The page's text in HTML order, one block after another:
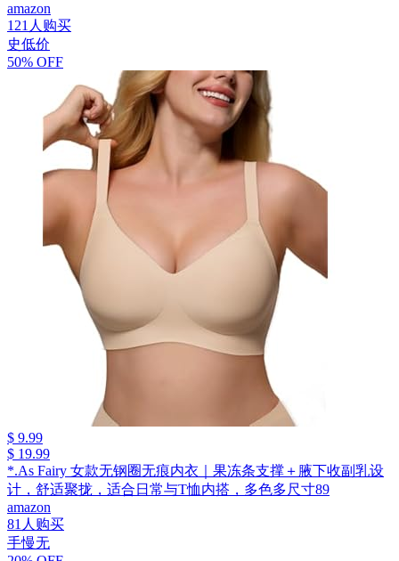
amazon
121人购买
史低价
50% OFF
$ 9.99
$ 19.99
*.As Fairy 女款无钢圈无痕内衣｜果冻条支撑＋腋下收副乳设
计，舒适聚拢，适合日常与T恤内搭，多色多尺寸89
amazon
81人购买
手慢无